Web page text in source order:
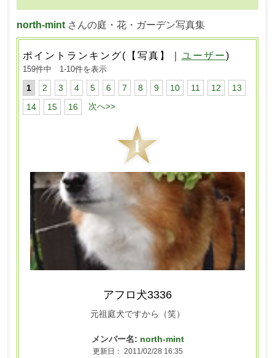
north-mintさんの庭・花・ガーデン写真集
ポイントランキング(【写真】｜ ユーザー)
159件中 1-10件を表示
1 2 3 4 5 6 7 8 9 10 11 12
13
14
15 16 次へ>>
アフロ犬3336
元祖庭犬ですから（笑）
メンバー名: north-mint
更新日： 2011/02/28 16:35